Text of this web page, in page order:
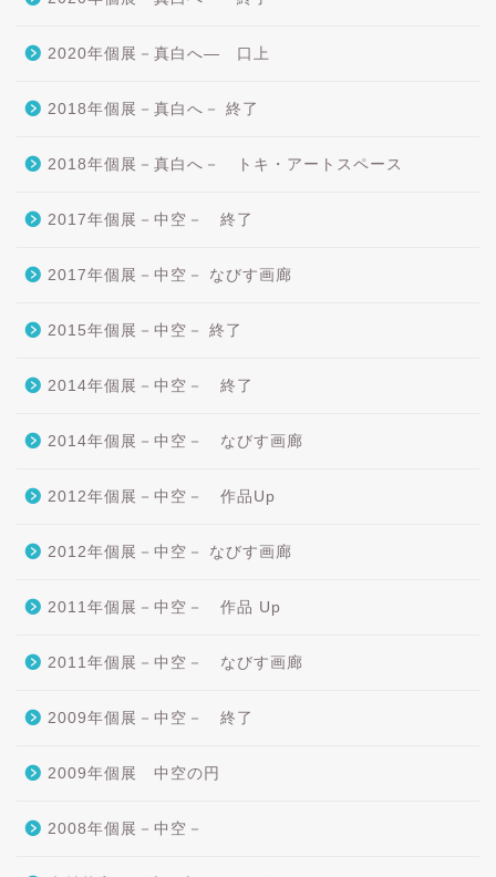
2020年個展－真白へ― 口上
2018年個展－真白へ－ 終了
2018年個展－真白へ－ トキ・アートスペース
2017年個展－中空－ 終了
2017年個展－中空－ なびす画廊
2015年個展－中空－ 終了
2014年個展－中空－ 終了
2014年個展－中空－ なびす画廊
2012年個展－中空－ 作品Up
2012年個展－中空－ なびす画廊
2011年個展－中空－ 作品 Up
2011年個展－中空－ なびす画廊
2009年個展－中空－ 終了
2009年個展 中空の円
2008年個展－中空－